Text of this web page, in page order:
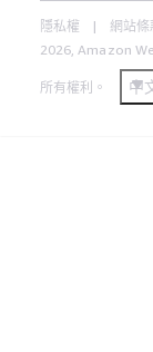
隱私權 網站條
2026, Amazon
所有權利。 中